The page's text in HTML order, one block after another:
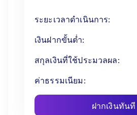
ระยะเวลาดำเนินการ:
เงินฝากขั้นต่ำ:
สกุลเงินที่ใช้ประมวลผล:
ค่าธรรมเนียม:
ฝากเงินทันที